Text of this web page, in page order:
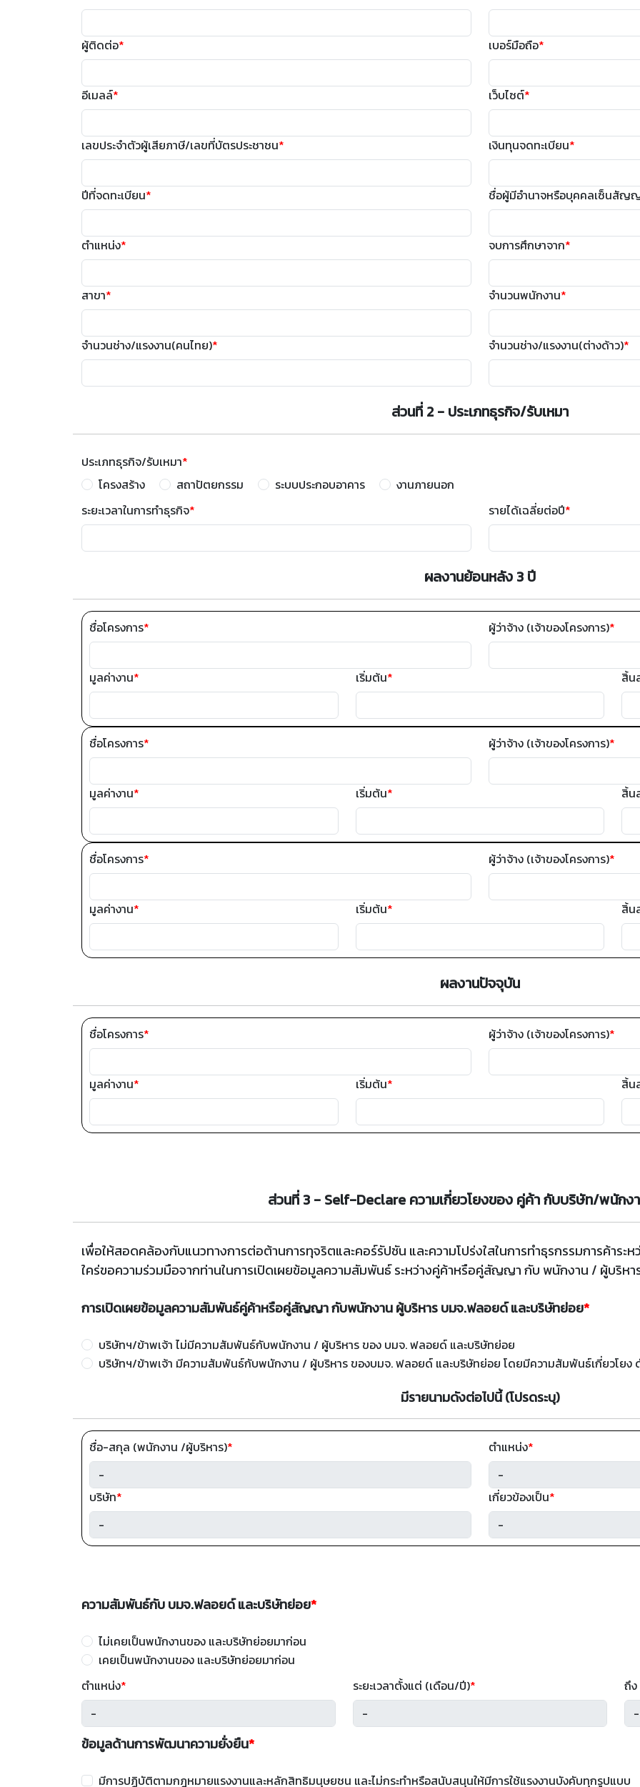
ผู้ติดต่อ* เบอร์มือถือ*
อีเมลล์* เว็บไซต์*
เลขประจำตัวผู้เสียภาษี/เลขที่บัตรประชาชน* เงินทุนจดทะเบียน*
ปีที่จดทะเบียน* ชื่อผู้มีอำนาจหรือบุคคลเซ็นสัญ
ตำแหน่ง* จบการศึกษาจาก*
สาขา* จำนวนพนักงาน*
จำนวนช่าง/แรงงาน(คนไทย)* จำนวนช่าง/แรงงาน(ต่างด้าว)*
ส่วนที่ 2 - ประเภทธุรกิจ/รับเหมา
ประเภทธุรกิจ/รับเหมา*
โครงสร้าง
สถาปัตยกรรม ระบบประกอบอาคาร
งานภายนอก
ระยะเวลาในการทำธุรกิจ* รายได้เฉลี่ยต่อปี*
ผลงานย้อนหลัง 3 ปี
ชื่อโครงการ* ผู้ว่าจ้าง (เจ้าของโครงการ)*
มูลค่างาน* เริ่มต้น* สิ้น
ชื่อโครงการ* ผู้ว่าจ้าง (เจ้าของโครงการ)*
มูลค่างาน* เริ่มต้น* สิ้น
ชื่อโครงการ* ผู้ว่าจ้าง (เจ้าของโครงการ)*
มูลค่างาน* เริ่มต้น* สิ้น
ผลงานปัจจุบัน
ชื่อโครงการ* ผู้ว่าจ้าง (เจ้าของโครงการ)*
มูลค่างาน* เริ่มต้น* สิ้น
ส่วนที่ 3 - Self-Declare ความเกี่ยวโยงของ คู่ค้า กับบริษัท/พนักง
เพื่อให้สอดคล้องกับแนวทางการต่อต้านการทุจริตและคอร์รัปชัน และความโปร่งใสในการทำธุรกรรมการค้าร
ใคร่ขอความร่วมมือจากท่านในการเปิดเผยข้อมูลความสัมพันธ์ ระหว่างคู่ค้าหรือคู่สัญญา กับ พนักงาน / ผู้บริห
การเปิดเผยข้อมูลความสัมพันธ์คู่ค้าหรือคู่สัญญา กับพนักงาน ผู้บริหาร บมจ.ฟลอยด์ และบริษัทย่อย*
บริษัทฯ/ข้าพเจ้า ไม่มีความสัมพันธ์กับพนักงาน / ผู้บริหาร ของ บมจ. ฟลอยด์ และบริษัทย่อย
บริษัทฯ/ข้าพเจ้า มีความสัมพันธ์กับพนักงาน / ผู้บริหาร ของบมจ. ฟลอยด์ และบริษัทย่อย โดยมีความสัมพันธ์เกี่ยวโยง
มีรายนามดังต่อไปนี้ (โปรดระบุ)
ชื่อ-สกุล (พนักงาน /ผู้บริหาร)* ตำแหน่ง*
บริษัท* เกี่ยวข้องเป็น*
ความสัมพันธ์กับ บมจ.ฟลอยด์ และบริษัทย่อย*
ไม่เคยเป็นพนักงานของ และบริษัทย่อยมาก่อน
เคยเป็นพนักงานของ และบริษัทย่อยมาก่อน
ตำแหน่ง* ระยะเวลาตั้งแต่ (เดือน/ปี)* ถึ
ข้อมูลด้านการพัฒนาความยั่งยืน*
มีการปฏิบัติตามกฎหมายแรงงานและหลักสิทธิมนุษยชน และไม่กระทำหรือสนับสนุนให้มีการใช้แรงงานบังคับทุกรูปแบบ